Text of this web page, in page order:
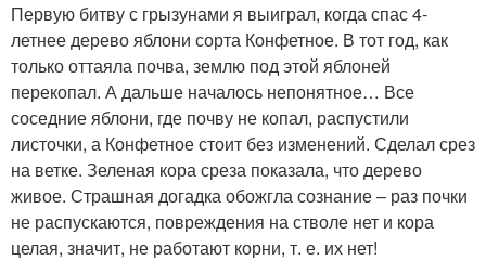
Первую битву с грызунами я выиграл, когда спас 4-
летнее дерево яблони сорта Конфетное. В тот год, как
только оттаяла почва, землю под этой яблоней
перекопал. А дальше началось непонятное… Все
соседние яблони, где почву не копал, распустили
листочки, а Конфетное стоит без изменений. Сделал срез
на ветке. Зеленая кора среза показала, что дерево
живое. Страшная догадка обожгла сознание – раз почки
не распускаются, повреждения на стволе нет и кора
целая, значит, не работают корни, т. е. их нет!